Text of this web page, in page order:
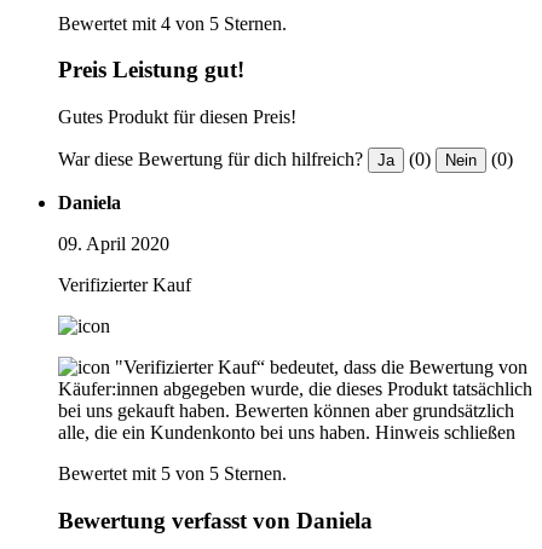
Bewertet mit 4 von 5 Sternen.
Preis Leistung gut!
Gutes Produkt für diesen Preis!
War diese Bewertung für dich hilfreich? Ja (0) Nein (0)
Daniela
09. April 2020
Verifizierter Kauf
"Verifizierter Kauf“ bedeutet, dass die Bewertung von
Käufer:innen abgegeben wurde, die dieses Produkt tatsächlich
bei uns gekauft haben. Bewerten können aber grundsätzlich
alle, die ein Kundenkonto bei uns haben. Hinweis schließen
Bewertet mit 5 von 5 Sternen.
Bewertung verfasst von Daniela